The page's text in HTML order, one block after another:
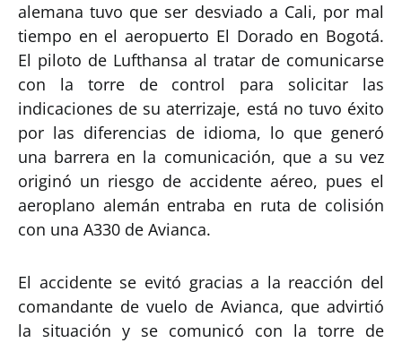
alemana tuvo que ser desviado a Cali, por mal
tiempo en el aeropuerto El Dorado en Bogotá.
El piloto de Lufthansa al tratar de comunicarse
con la torre de control para solicitar las
indicaciones de su aterrizaje, está no tuvo éxito
por las diferencias de idioma, lo que generó
una barrera en la comunicación, que a su vez
originó un riesgo de accidente aéreo, pues el
aeroplano alemán entraba en ruta de colisión
con una A330 de Avianca.
El accidente se evitó gracias a la reacción del
comandante de vuelo de Avianca, que advirtió
la situación y se comunicó con la torre de